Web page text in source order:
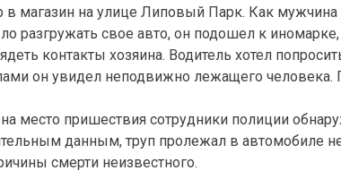
в магазин на улице Липовый Парк. Как
разгружать свое авто, он подошел к
контакты хозяина. Водитель хотел
он увидел неподвижно лежащего человека.
место пришествия сотрудники полиции
данным, труп пролежал в автомобиле
смерти неизвестного.